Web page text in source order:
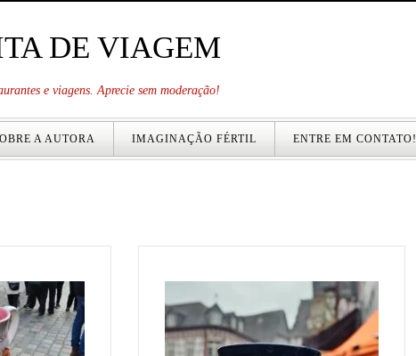
DE VIAGEM
e viagens. Aprecie sem moderação!
A AUTORA IMAGINAÇÃO FÉRTIL ENTRE EM CONTATO!